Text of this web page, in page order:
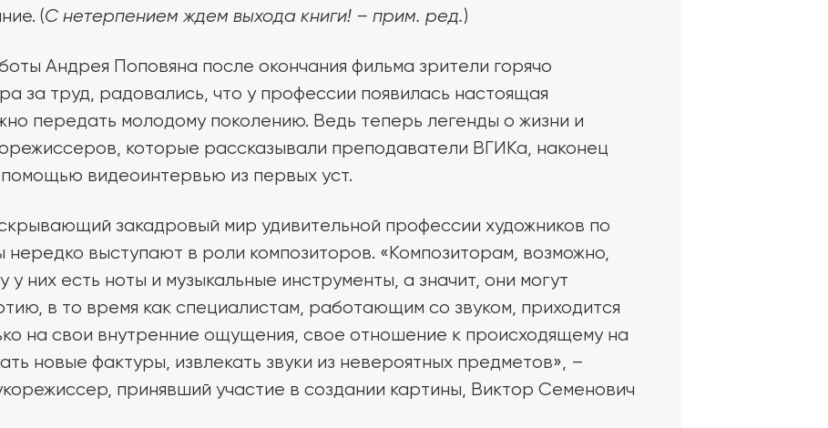
(С нетерпением ждем выхода книги! – прим. ред.)
Андрея Поповяна после окончания фильма зрители горячо
за труд, радовались, что у профессии появилась настоящая
передать молодому поколению. Ведь теперь легенды о жизни и
которые рассказывали преподаватели ВГИКа, наконец
видеоинтервью из первых уст.
закадровый мир удивительной профессии художников по
нередко выступают в роли композиторов. «Композиторам, возможно,
них есть ноты и музыкальные инструменты, а значит, они могут
в то время как специалистам, работающим со звуком, приходится
на свои внутренние ощущения, свое отношение к происходящему на
новые фактуры, извлекать звуки из невероятных предметов», –
принявший участие в создании картины, Виктор Семенович